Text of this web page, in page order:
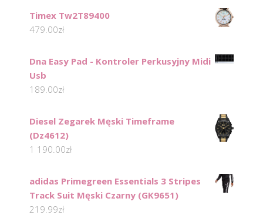
Timex Tw2T89400
479.00zł
Dna Easy Pad - Kontroler Perkusyjny Midi
Usb
189.00zł
Diesel Zegarek Męski Timeframe
(Dz4612)
1 190.00zł
adidas Primegreen Essentials 3 Stripes
Track Suit Męski Czarny (GK9651)
219.99zł